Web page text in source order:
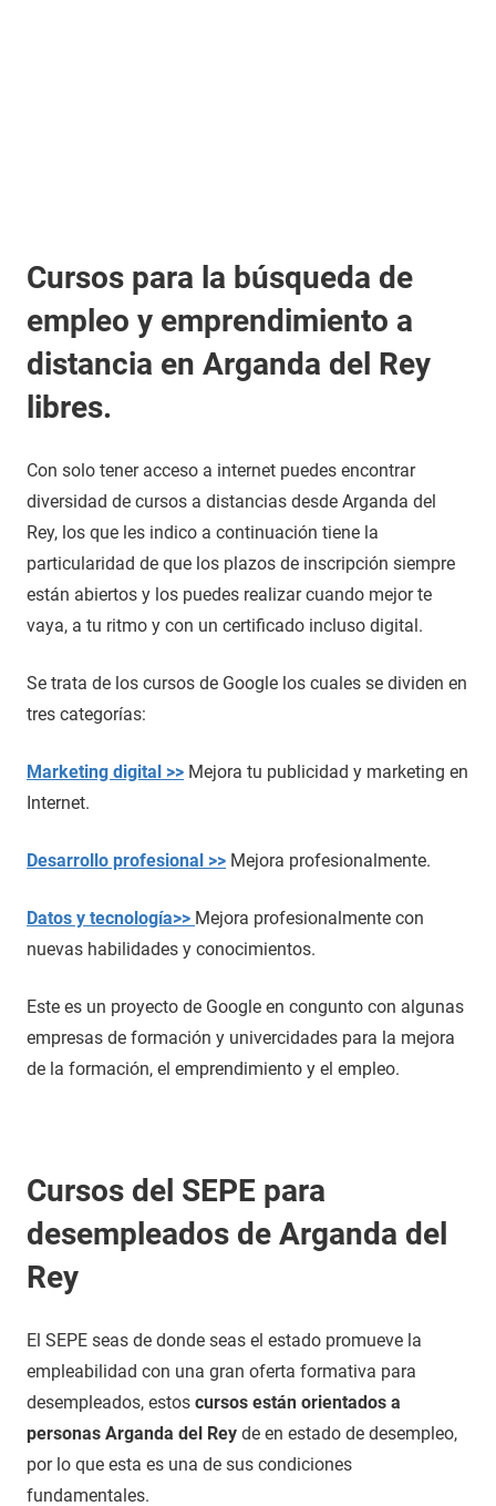
Cursos para la búsqueda de
empleo y emprendimiento a
distancia en Arganda del Rey
libres.
Con solo tener acceso a internet puedes encontrar
diversidad de cursos a distancias desde Arganda del
Rey, los que les indico a continuación tiene la
particularidad de que los plazos de inscripción siempre
están abiertos y los puedes realizar cuando mejor te
vaya, a tu ritmo y con un certificado incluso digital.
Se trata de los cursos de Google los cuales se dividen en
tres categorías:
Marketing digital >> Mejora tu publicidad y marketing en
Internet.
Desarrollo profesional >> Mejora profesionalmente.
Datos y tecnología>> Mejora profesionalmente con
nuevas habilidades y conocimientos.
Este es un proyecto de Google en congunto con algunas
empresas de formación y univercidades para la mejora
de la formación, el emprendimiento y el empleo.
Cursos del SEPE para
desempleados de Arganda del
Rey
El SEPE seas de donde seas el estado promueve la
empleabilidad con una gran oferta formativa para
desempleados, estos cursos están orientados a
personas Arganda del Rey de en estado de desempleo,
por lo que esta es una de sus condiciones
fundamentales.